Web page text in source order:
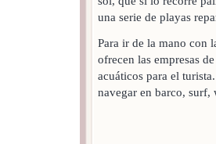
una serie de playas
Para ir de la mano con
ofrecen las empresas
acuáticos para el
navegar en barco,